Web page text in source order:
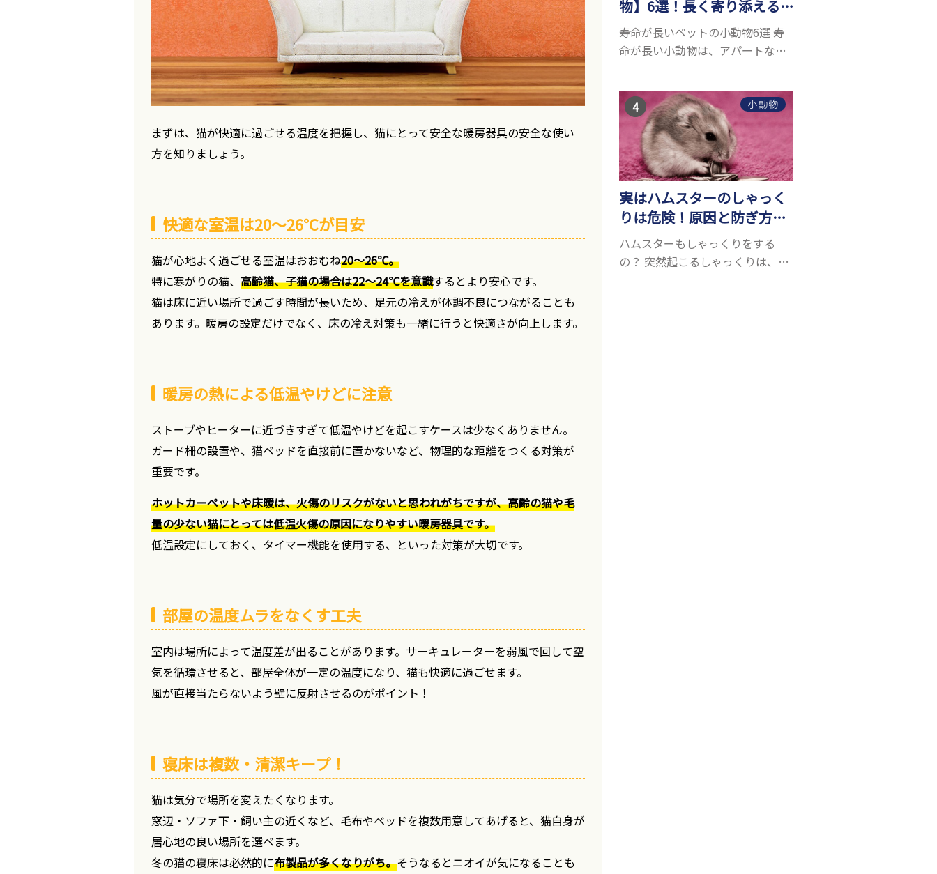
まずは、猫が快適に過ごせる温度を把握し、猫にとって安全な暖房器具の安全な使い
方を知りましょう。
快適な室温は20〜26℃が目安
猫が心地よく過ごせる室温はおおむね20〜26℃。
特に寒がりの猫、 高齢猫、子猫の場合は22〜24℃を意識するとより安心です。
猫は床に近い場所で過ごす時間が長いため、足元の冷えが体調不良につながることも
あります。暖房の設定だけでなく、床の冷え対策も一緒に行うと快適さが向上します。
暖房の熱による低温やけどに注意
ストーブやヒーターに近づきすぎて低温やけどを起こすケースは少なくありません。
ガード柵の設置や、猫ベッドを直接前に置かないなど、物理的な距離をつくる対策が
重要です。
ホットカーペットや床暖は、火傷のリスクがないと思われがちですが、高齢の猫や毛
量の少ない猫にとっては低温火傷の原因になりやすい暖房器具です。
低温設定にしておく、タイマー機能を使用する、といった対策が大切です。
部屋の温度ムラをなくす工夫
室内は場所によって温度差が出ることがあります。サーキュレーターを弱風で回して空
気を循環させると、部屋全体が一定の温度になり、猫も快適に過ごせます。
風が直接当たらないよう壁に反射させるのがポイント！
寝床は複数・清潔キープ！
猫は気分で場所を変えたくなります。
窓辺・ソファ下・飼い主の近くなど、毛布やベッドを複数用意してあげると、猫自身が
居心地の良い場所を選べます。
冬の猫の寝床は必然的に布製品が多くなりがち。そうなるとニオイが気になることも
物】6選！長く寄り添える
小動物はいる？
寿命が長いペットの小動物6選 寿
命が長い小動物は、アパートなど
気が高いです。 以下では寿命が長
い小動物6選を紹介！種類ごとに特
徴や飼育のポイ...
小動物
実はハムスターのしゃっく
りは危険！原因と防ぎ方、
病気の可能性とは？
ハムスターもしゃっくりをする
の？ 突然起こるしゃっくりは、お